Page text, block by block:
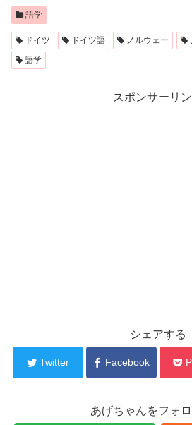
語学
ドイツ ドイツ語 ノルウェー
語学
スポンサーリ
シェアする
Twitter Facebook
あげちゃんをフォ